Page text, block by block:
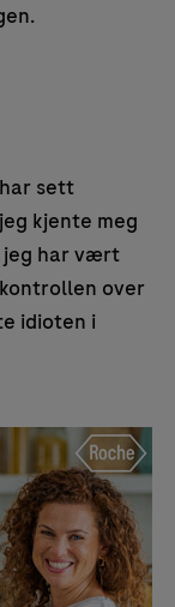
sett
kjente meg
jeg har vært
over
idioten i